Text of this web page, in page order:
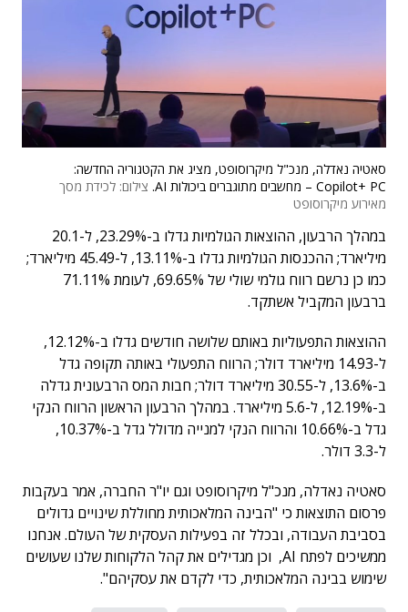
סאטיה נאדלה, מנכ"ל מיקרוסופט, מציג את הקטגוריה החדשה:
Copilot+ PC – מחשבים מתוגברים ביכולות AI.
צילום: לכידת מסך
מאירוע מיקרוסופט
במהלך הרבעון, ההוצאות הגולמיות גדלו ב-23.29%, ל-20.1
מיליארד; ההכנסות הגולמיות גדלו ב-13.11%, ל-45.49 מיליארד;
כמו כן נרשם רווח גולמי שולי של 69.65%, לעומת 71.11%
ברבעון המקביל אשתקד.
ההוצאות התפעוליות באותם שלושה חודשים גדלו ב-12.12%,
ל-14.93 מיליארד דולר; הרווח התפעולי באותה תקופה גדל
ב-13.6%, ל-30.55 מיליארד דולר; חבות המס הרבעונית גדלה
ב-12.19%, ל-5.6 מיליארד. במהלך הרבעון הראשון הרווח הנקי
גדל ב-10.66% והרווח הנקי למנייה מדולל גדל ב-10.37%,
ל-3.3 דולר.
סאטיה נאדלה, מנכ"ל מיקרוסופט וגם יו"ר החברה, אמר בעקבות
פרסום התוצאות כי "הבינה המלאכותית מחוללת שינויים גדולים
בסביבת העבודה, ובכלל זה בפעילות העסקית של העולם. אנחנו
ממשיכים לפתח AI, וכן מגדילים את קהל הלקוחות שלנו שעושים
שימוש בבינה המלאכותית, כדי לקדם את עסקיהם".